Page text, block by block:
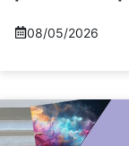
08/05/2026